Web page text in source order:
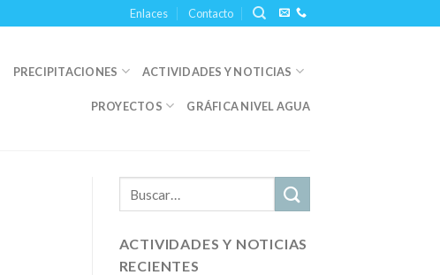
Enlaces Contacto
PRECIPITACIONES ACTIVIDADES Y NOTICIAS
PROYECTOS GRÁFICA NIVEL AGUA
ACTIVIDADES Y NOTICIAS
RECIENTES